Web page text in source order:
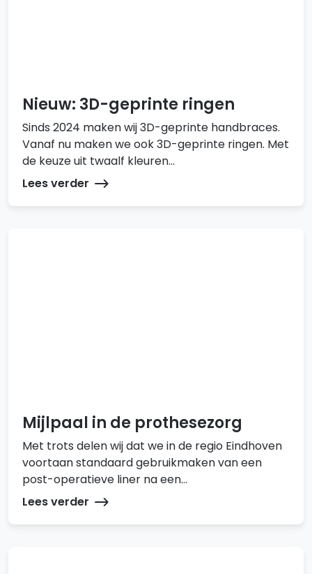
Nieuw: 3D-geprinte ringen
Sinds 2024 maken wij 3D-geprinte handbraces.
Vanaf nu maken we ook 3D-geprinte ringen. Met
de keuze uit twaalf kleuren...
Lees verder
Mijlpaal in de prothesezorg
Met trots delen wij dat we in de regio Eindhoven
voortaan standaard gebruikmaken van een
post-operatieve liner na een...
Lees verder